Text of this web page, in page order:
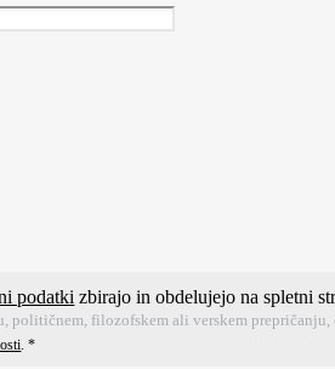
podatki zbirajo in obdelujejo na spletni
političnem, filozofskem ali verskem
.*